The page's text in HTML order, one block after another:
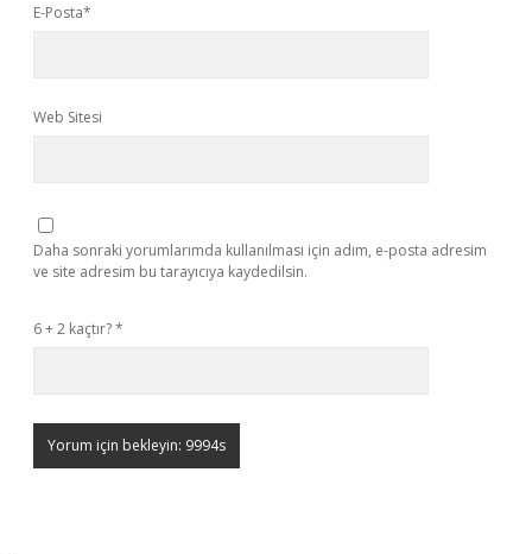
E-Posta*
Web Sitesi
Daha sonraki yorumlarımda kullanılması için adım, e-posta adresim
ve site adresim bu tarayıcıya kaydedilsin.
6 + 2 kaçtır?*